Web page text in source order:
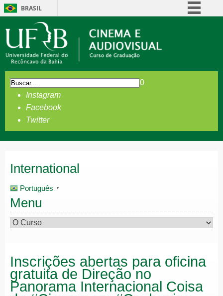
BRASIL
Comunica BR
Acesso à informação
Legislação
0
Instagram
Facebook
Twitter
International
Português ▼
Menu
Inscrições abertas para oficina
gratuita de Direção no
Panorama Internacional Coisa